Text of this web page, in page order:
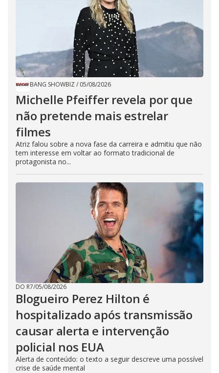
BANG SHOWBIZ / 05/08/2026
Michelle Pfeiffer revela por que
não pretende mais estrelar
filmes
Atriz falou sobre a nova fase da carreira e admitiu que não
tem interesse em voltar ao formato tradicional de
protagonista no...
DO R7/05/08/2026
Blogueiro Perez Hilton é
hospitalizado após transmissão
causar alerta e intervenção
policial nos EUA
Alerta de conteúdo: o texto a seguir descreve uma possível
crise de saúde mental